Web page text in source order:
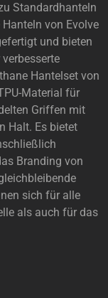
Standardhanteln
von Evolve
und bieten
Hantelset von
Material für
Griffen mit
Halt. Es bietet
Branding von
sich für alle
als auch für das